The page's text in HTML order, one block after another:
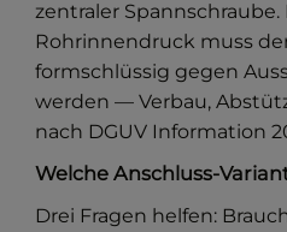
zentraler Spannschraube.
Rohrinnendruck muss
formschlüssig gegen
werden — Verbau,
nach DGUV Information
Welche Anschluss-
Drei Fragen helfen: